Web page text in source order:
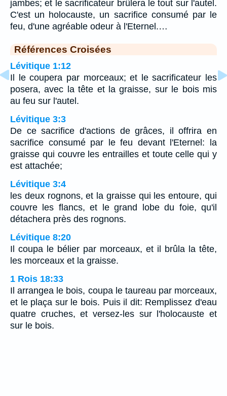
jambes; et le sacrificateur brûlera le tout sur l'autel.
C'est un holocauste, un sacrifice consumé par le
feu, d'une agréable odeur à l'Eternel.…
Références Croisées
Lévitique 1:12
Il le coupera par morceaux; et le sacrificateur les
posera, avec la tête et la graisse, sur le bois mis
au feu sur l'autel.
Lévitique 3:3
De ce sacrifice d'actions de grâces, il offrira en
sacrifice consumé par le feu devant l'Eternel: la
graisse qui couvre les entrailles et toute celle qui y
est attachée;
Lévitique 3:4
les deux rognons, et la graisse qui les entoure, qui
couvre les flancs, et le grand lobe du foie, qu'il
détachera près des rognons.
Lévitique 8:20
Il coupa le bélier par morceaux, et il brûla la tête,
les morceaux et la graisse.
1 Rois 18:33
Il arrangea le bois, coupa le taureau par morceaux,
et le plaça sur le bois. Puis il dit: Remplissez d'eau
quatre cruches, et versez-les sur l'holocauste et
sur le bois.